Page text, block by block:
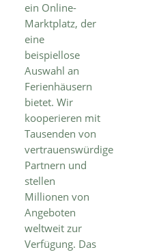
ein Online-
Marktplatz, der
eine
beispiellose
Auswahl an
Ferienhäusern
bietet. Wir
kooperieren mit
Tausenden von
vertrauenswürdigen
Partnern und
stellen
Millionen von
Angeboten
weltweit zur
Verfügung. Das